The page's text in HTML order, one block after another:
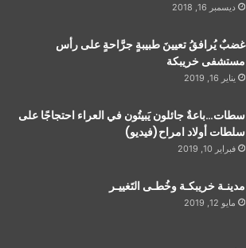
ديسمبر 16, 2018
غضبٌ يُرافقُ تعيينَ طبيبةٍ جرَّاحةٍ على رأس
مستشفى خريبكة
يناير 16, 2019
سطات…باعةٌ جائلون يَبيتُون في العراء احتجاجًا على
سلطات أولاد امراح(فيديو)
فبراير 10, 2019
مدينـة خريبكـة وخُطـى التَغييـر
مايو 12, 2019